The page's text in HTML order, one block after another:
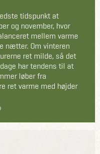
tidspunkt at
og november, hvor
mellem varme
nætter. Om vinteren
ret milde, så det
har tendens til at
løber fra
ret varme med højder